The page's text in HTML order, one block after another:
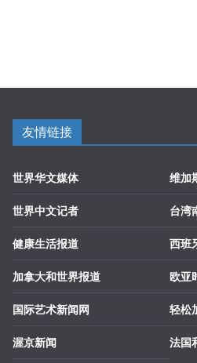
友情链接
世界华文媒体
世界中文记者
健康生活报道
加拿大和世界报道
国际艺术新闻网
渥京新闻
维加
台湾
西班
欧亚
轻松
法国